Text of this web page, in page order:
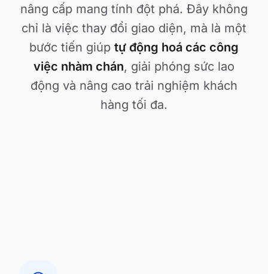
nâng cấp mang tính đột phá. Đây không
chỉ là việc thay đổi giao diện, mà là một
bước tiến giúp tự động hoá các công
việc nhàm chán, giải phóng sức lao
động và nâng cao trải nghiệm khách
hàng tối đa.